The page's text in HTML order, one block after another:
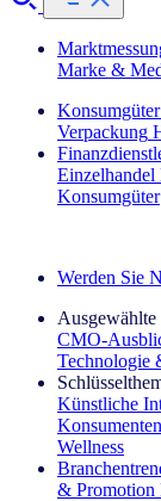
Marke &
Konsumgüter
Verpackung
Einzelhandel
Konsumgüter
Werden Sie
Technologie
Künstliche
Wellness
& Promotion